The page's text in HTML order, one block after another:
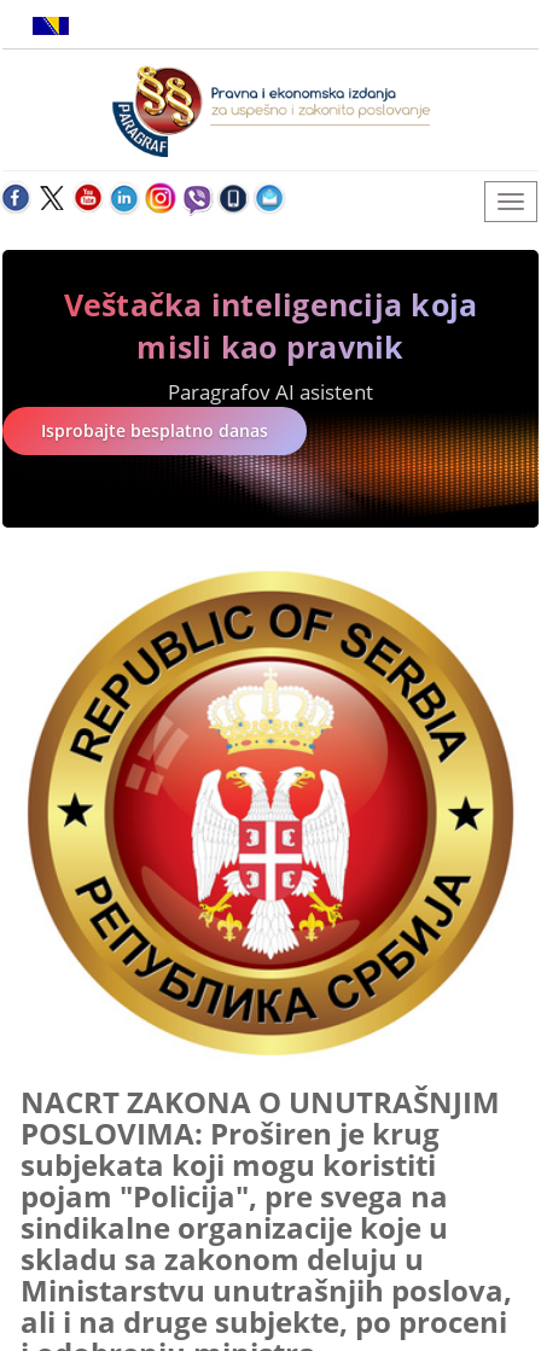
Veštačka inteligencija koja
misli kao pravnik
Paragrafov AI asistent
Isprobajte besplatno danas
NACRT ZAKONA O UNUTRAŠNЈIM
POSLOVIMA: Proširen je krug
subjekata koji mogu koristiti
pojam "Policija", pre svega na
sindikalne organizacije koje u
skladu sa zakonom deluju u
Ministarstvu unutrašnjih poslova,
ali i na druge subjekte, po proceni